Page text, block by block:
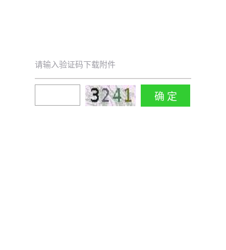
请输入验证码下载附件